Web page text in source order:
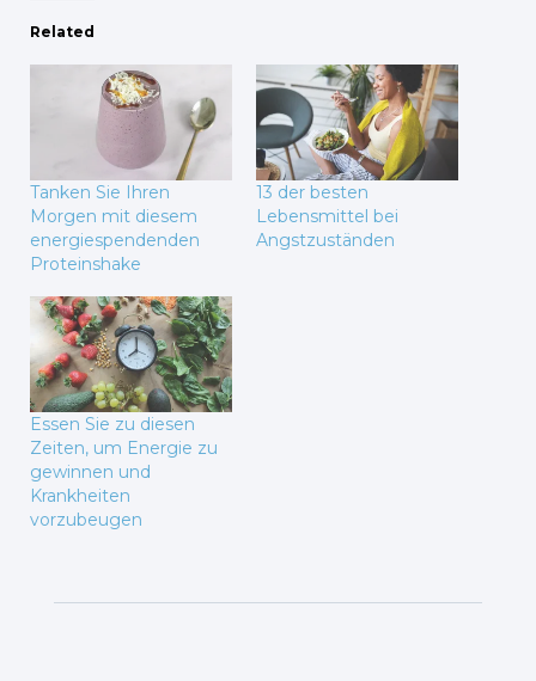
Related
Tanken Sie Ihren
Morgen mit diesem
energiespendenden
Proteinshake
13 der besten
Lebensmittel bei
Angstzuständen
Essen Sie zu diesen
Zeiten, um Energie zu
gewinnen und
Krankheiten
vorzubeugen